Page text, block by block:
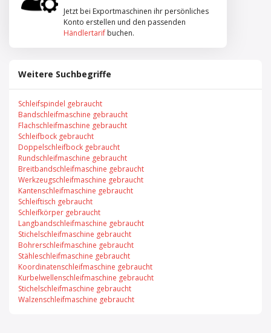
Jetzt bei Exportmaschinen ihr persönliches
Konto erstellen und den passenden
Händlertarif buchen.
Weitere Suchbegriffe
Schleifspindel gebraucht
Bandschleifmaschine gebraucht
Flachschleifmaschine gebraucht
Schleifbock gebraucht
Doppelschleifbock gebraucht
Rundschleifmaschine gebraucht
Breitbandschleifmaschine gebraucht
Werkzeugschleifmaschine gebraucht
Kantenschleifmaschine gebraucht
Schleiftisch gebraucht
Schleifkörper gebraucht
Langbandschleifmaschine gebraucht
Stichelschleifmaschine gebraucht
Bohrerschleifmaschine gebraucht
Stähleschleifmaschine gebraucht
Koordinatenschleifmaschine gebraucht
Kurbelwellenschleifmaschine gebraucht
Stichelschleifmaschine gebraucht
Walzenschleifmaschine gebraucht